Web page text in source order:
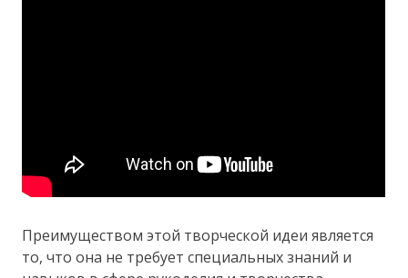
Преимуществом этой творческой идеи является
то, что она не требует специальных знаний и